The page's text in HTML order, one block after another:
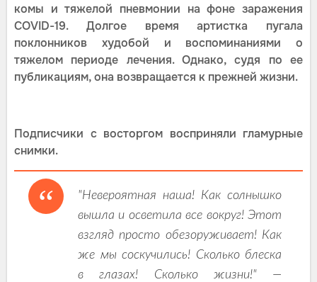
комы и тяжелой пневмонии на фоне заражения
COVID-19. Долгое время артистка пугала
поклонников худобой и воспоминаниями о
тяжелом периоде лечения. Однако, судя по ее
публикациям, она возвращается к прежней жизни.
Подписчики с восторгом восприняли гламурные
снимки.
"Невероятная наша! Как солнышко
вышла и осветила все вокруг! Этот
взгляд просто обезоруживает! Как
же мы соскучились! Сколько блеска
в глазах! Сколько жизни!" —